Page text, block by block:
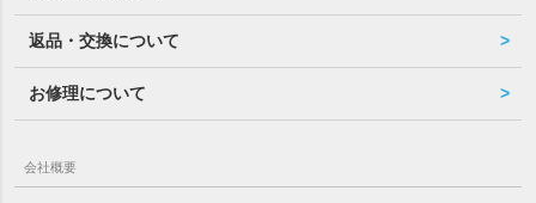
返品・交換について
お修理について
会社概要